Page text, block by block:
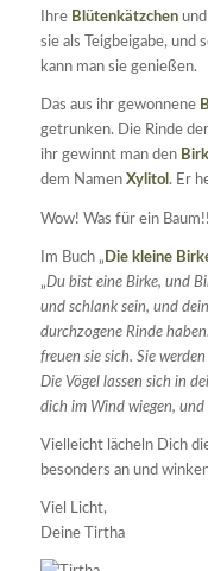
Ihre Blütenkätzchenund
sie als Teigbeigabe,
kann man sie genießen.
Das aus ihr gewonnene
getrunken. Die Rinde
ihr gewinnt man den
dem Namen Xylitol . Er
Wow! Was für ein Baum!!
Im Buch „ Die kleine
„Du bist eine Birke, und
und schlank sein, und
durchzogene Rinde
freuen sie sich. Sie
Die Vögel lassen sich in
dich im Wind wiegen, und
Vielleicht lächeln Dich
besonders an und
Viel Licht,
Deine Tirtha